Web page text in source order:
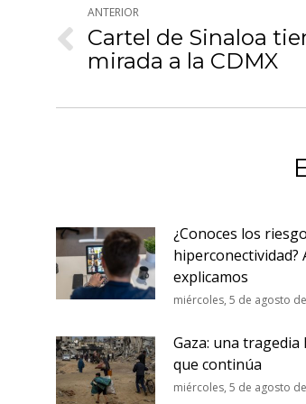
entre
publicaciones
ANTERIOR
Publicación
anterior:
Cartel de Sinaloa
mirada a la CDMX
¿Conoces los
hiperconectividad?
explicamos
miércoles, 5 de agosto
Gaza: una
que continúa
miércoles, 5 de agosto